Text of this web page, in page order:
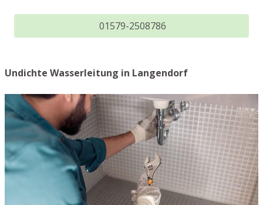
01579-2508786
Undichte Wasserleitung in Langendorf